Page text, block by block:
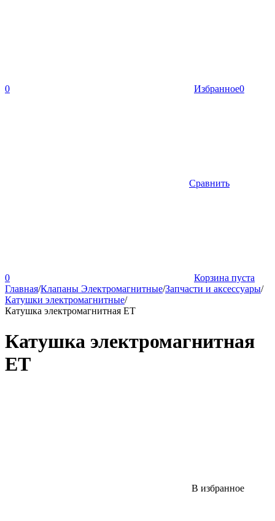
0 Избранное0
Сравнить
0
Корзина пуста
Главная/Клапаны Электромагнитные/Запчасти и аксессуары/
Катушки электромагнитные/
Катушка электромагнитная ET
Катушка электромагнитная
ET
В избранное